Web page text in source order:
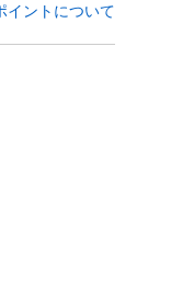
イントについて